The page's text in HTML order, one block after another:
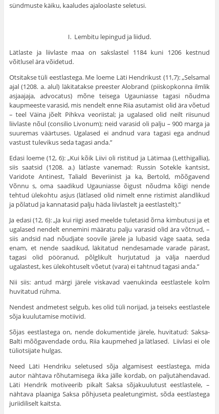
sündmuste käiku, kaaludes ajaloolaste seletusi.
I. Lembitu lepingud ja liidud.
Lätlaste ja liivlaste maa on sakslastel 1184 kuni 1206 kestnud
võitlusel ära võidetud.
Otsitakse tüli eestlastega. Me loeme Läti Hendrikust (11,7): „Selsamal
ajal (1208. a. alul) läkitatakse preester Alobrand (piiskopkonna ilmlik
asjaajaja, advocatus) mõne teisega Ugauniasse tagasi nõudma
kaupmeeste varasid, mis nendelt enne Riia asutamist olid ära võetud
– teel Väina jõelt Pihkva veoriistal; ja ugalased olid neilt riisunud
liivlaste nõul (consilio Livonum); neid varasid oli palju – 900 marga ja
suuremas väärtuses. Ugalased ei andnud vara tagasi ega andnud
vastust tule­vikus seda tagasi anda.”
Edasi loeme (12, 6): „Kui kõik Liivi oli ristitud ja Lätimaa (Letthigallia),
siis saatsid (1208. a.) lätlaste vanemad: Russin Sotekle kantsist,
Varidote Antinest, Taliald Beveriinist ja ka, Βertold, mõõgavend
Võnnu s, oma saadikud Ugauniasse õigust nõudma kõigi nende
tehtud ülekohtu asjus (lätlased olid nimelt enne ristimist alandlikud
ja põlatud ja kannatasid palju häda liivlastelt ja eestlastelt).”
Ja edasi (12, 6): „Ja kui riigi ased meelde tule­tasid õrna kimbutusi ja et
ugalased nendelt ennemini määratu palju varasid olid ära võtnud, –
siis andsid nad nõudjate soovile järele ja lubasid väge saata, seda
enam, et nende saadikud, läkitatud nendesamade varade pärast,
tagasi olid pööranud, põlglikult hurjutatud ja välja naerdud
ugalastest, kes ülekohtuselt võetut (vara) ei tahtnud tagasi anda.”
Nii siis: antud märgi järele viskavad vaenukinda eestlastele kolm
huvitatud rühma.
Nendest andmetest selgub, kes olid tüli norijad, ja teiseks eestlastele
sõja kuulutamise motiivid.
Sõjas eestlastega on, nende dokumentide järele, huvitatud: Saksa-
Balti mõõgavendade ordu, Riia kaupmehed ja lätlased. Liivlasi ei ole
tüliotsijate hulgas.
Need Läti Hendriku seletused sõja algamisest eestlastega, mida
autor nähtava rõhutamisega ikka jälle kordab, on paljutähendavad.
Läti Hendrik motiveerib pikalt Saksa sõjakuulutust eestlastele, –
nähtava plaaniga Saksa põhjuseta pealetungimist, sõda eestlastega
juriidiliselt kaitsta.